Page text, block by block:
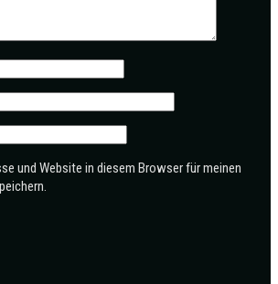
und Website in diesem Browser für meinen